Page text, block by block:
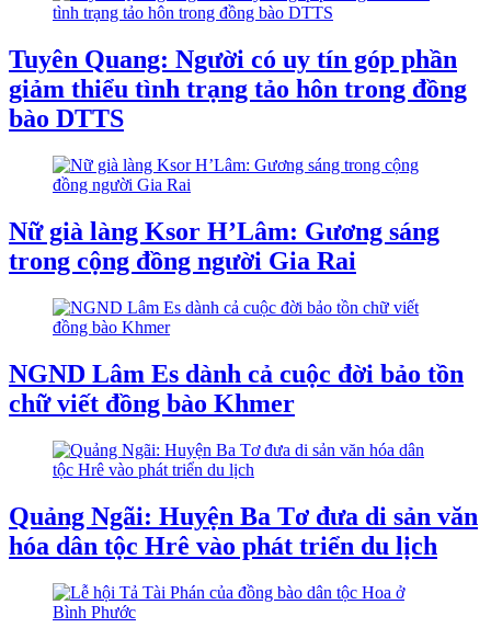
Tuyên Quang: Người có uy tín góp phần
giảm thiểu tình trạng tảo hôn trong đồng
bào DTTS
Nữ già làng Ksor H’Lâm: Gương sáng
trong cộng đồng người Gia Rai
NGND Lâm Es dành cả cuộc đời bảo tồn
chữ viết đồng bào Khmer
Quảng Ngãi: Huyện Ba Tơ đưa di sản văn
hóa dân tộc Hrê vào phát triển du lịch